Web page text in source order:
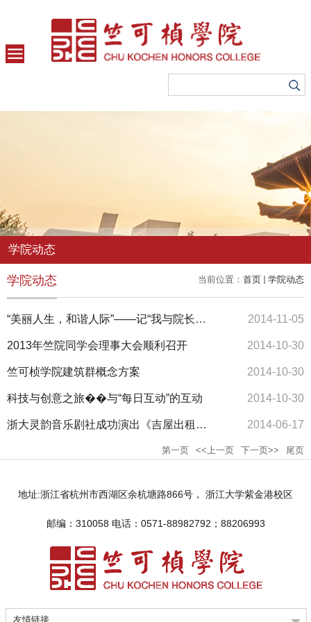
学院动态
当前位置： 首页 学院动态
学院动态
“美丽人生，和谐人际”――记“我与院长面对面”小城故事主题酒会礼仪培训 2014-11-05
2013年竺院同学会理事大会顺利召开 2014-10-30
竺可桢学院建筑群概念方案 2014-10-30
科技与创意之旅��与“每日互动”的互动 2014-10-30
浙大灵韵音乐剧社成功演出《吉屋出租》获多家媒体报道 2014-06-17
第一页 <<上一页 下一页>> 尾页
地址:浙江省杭州市西湖区余杭塘路866号， 浙江大学紫金港校区
邮编：310058 电话：0571-88982792；88206993
友情链接